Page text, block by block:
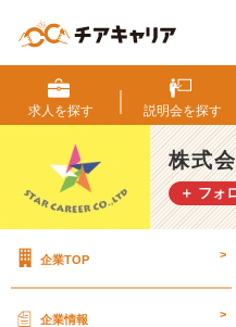
定
者
研
修
を
開
し
求人を探す 説明会を探す
株式
＋ フォ
企業TOP >
企業情報 >